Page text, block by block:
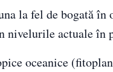
la fel de bogată
nivelurile actuale
oceanice